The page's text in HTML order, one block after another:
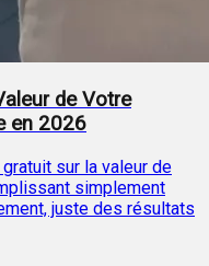
de Votre
en 2026
sur la valeur de
simplement
juste des résultats